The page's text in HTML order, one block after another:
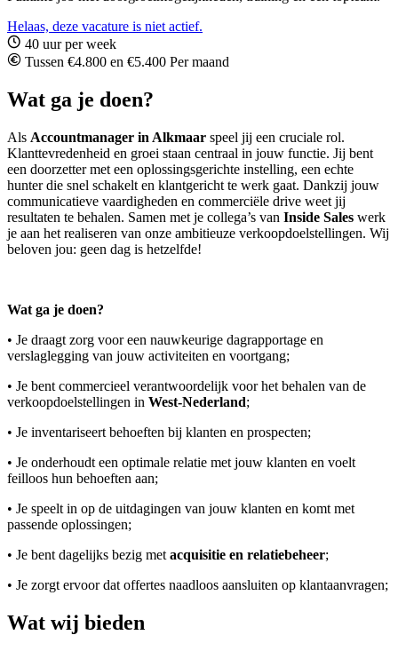
Helaas, deze vacature is niet actief.
40 uur per week
Tussen €4.800 en €5.400 Per maand
Wat ga je doen?
Als Accountmanager in Alkmaar speel jij een cruciale rol.
Klanttevredenheid en groei staan centraal in jouw functie. Jij bent
een doorzetter met een oplossingsgerichte instelling, een echte
hunter die snel schakelt en klantgericht te werk gaat. Dankzij jouw
communicatieve vaardigheden en commerciële drive weet jij
resultaten te behalen. Samen met je collega’s van Inside Sales werk
je aan het realiseren van onze ambitieuze verkoopdoelstellingen. Wij
beloven jou: geen dag is hetzelfde!
Wat ga je doen?
• Je draagt zorg voor een nauwkeurige dagrapportage en
verslaglegging van jouw activiteiten en voortgang;
• Je bent commercieel verantwoordelijk voor het behalen van de
verkoopdoelstellingen in West-Nederland;
• Je inventariseert behoeften bij klanten en prospecten;
• Je onderhoudt een optimale relatie met jouw klanten en voelt
feilloos hun behoeften aan;
• Je speelt in op de uitdagingen van jouw klanten en komt met
passende oplossingen;
• Je bent dagelijks bezig met acquisitie en relatiebeheer;
• Je zorgt ervoor dat offertes naadloos aansluiten op klantaanvragen;
Wat wij bieden